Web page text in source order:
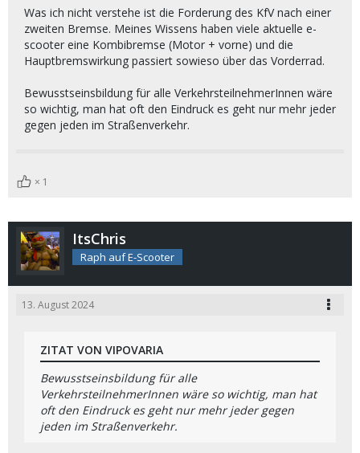
Was ich nicht verstehe ist die Forderung des KfV nach einer
zweiten Bremse. Meines Wissens haben viele aktuelle e-
scooter eine Kombibremse (Motor + vorne) und die
Hauptbremswirkung passiert sowieso über das Vorderrad.
Bewusstseinsbildung für alle VerkehrsteilnehmerInnen wäre
so wichtig, man hat oft den Eindruck es geht nur mehr jeder
gegen jeden im Straßenverkehr.
1
ItsChris
Raph auf E-Scooter
13. August 2024
ZITAT VON VIPOVARIA
Bewusstseinsbildung für alle
VerkehrsteilnehmerInnen wäre so wichtig, man hat
oft den Eindruck es geht nur mehr jeder gegen
jeden im Straßenverkehr.